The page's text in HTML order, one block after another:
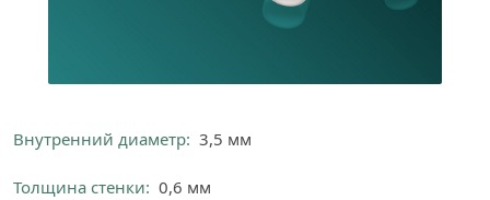
Внутренний диаметр: 3,5 мм
Толщина стенки: 0,6 мм